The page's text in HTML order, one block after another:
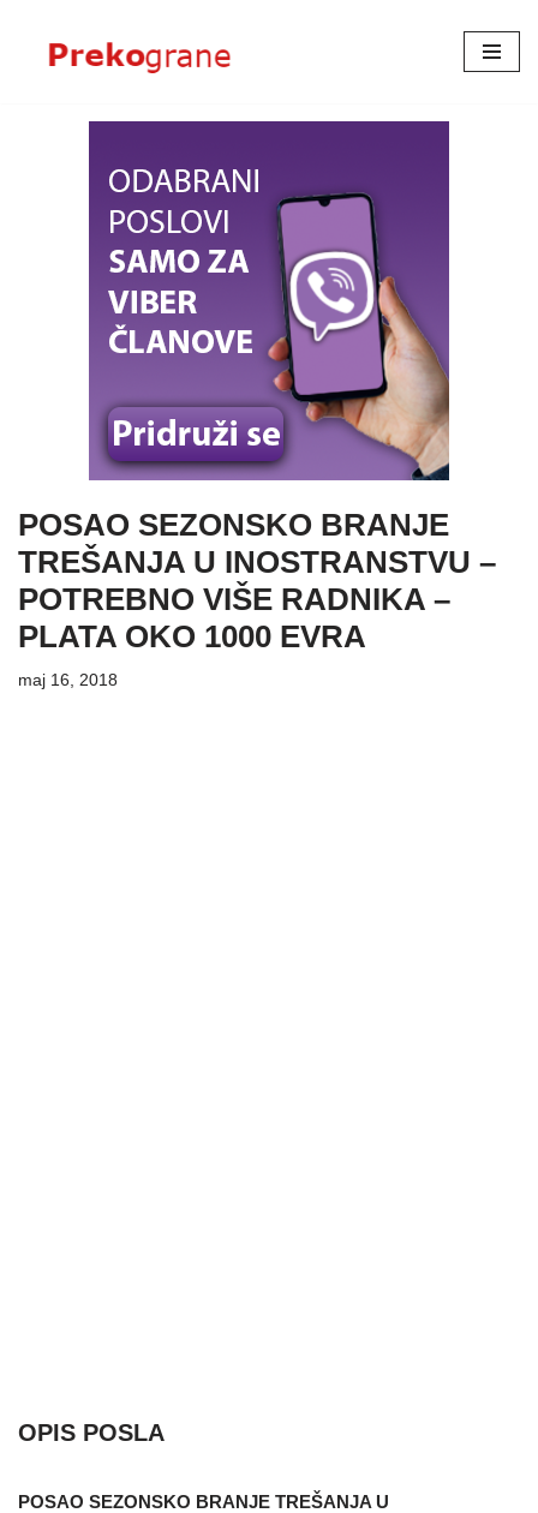
Skoči
POSAO SEZONSKO BRANJE
TREŠANJA U INOSTRANSTVU –
POTREBNO VIŠE RADNIKA –
PLATA OKO 1000 EVRA
maj 16, 2018
OPIS POSLA
POSAO SEZONSKO BRANJE TREŠANJA U